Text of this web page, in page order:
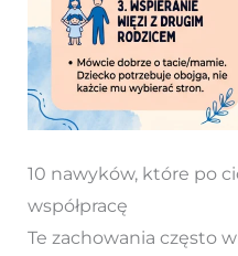
10 nawyków, które po
współpracę
Te zachowania często